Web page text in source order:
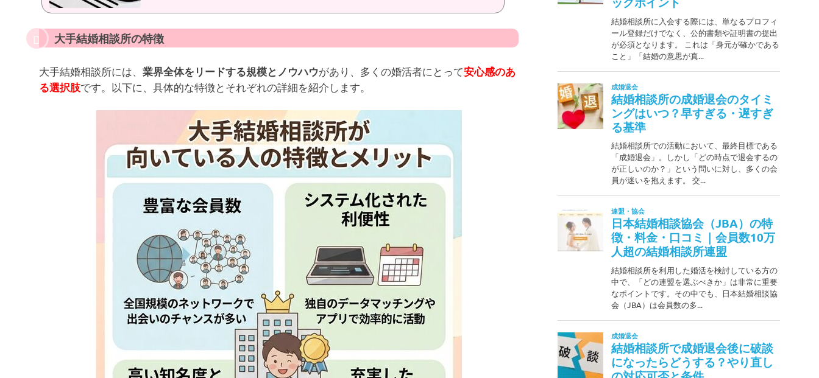
大手結婚相談所の特徴
大手結婚相談所には、 業界全体をリードする規模とノウハウがあり、多くの婚活者にとって安心感のあ
る選択肢です。以下に、具体的な特徴とそれぞれの詳細を紹介します。